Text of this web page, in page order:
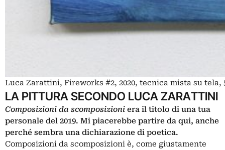
Luca Zarattini, Fireworks #2, 2020, tecnica mista su tela,
LA PITTURA SECONDO LUCA ZARATTINI
Composizioni da scomposizioni era il titolo di una tua
personale del 2019. Mi piacerebbe partire da qui, anche
perché sembra una dichiarazione di poetica.
Composizioni da scomposizioni è, come giustamente